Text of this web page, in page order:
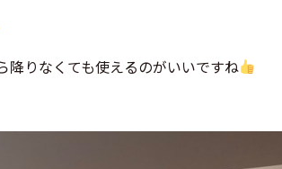
降りなくても使えるのがいいですね